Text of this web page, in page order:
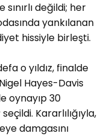
değildi; her
yankılanan
hissiyle birleşti.
o yıldız, finalde
Hayes-Davis
oynayıp 30
Kararlılığıyla,
damgasını